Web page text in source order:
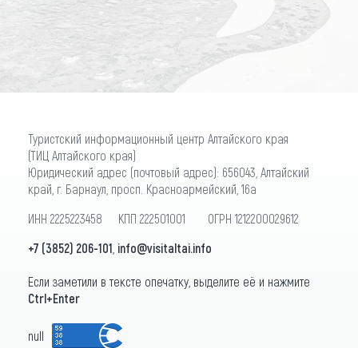
ПОДПИСАТЬСЯ
Туристский информационный центр Алтайского края
(ТИЦ Алтайского края)
Юридический адрес (почтовый адрес): 656043, Алтайский
край, г. Барнаул, просп. Красноармейский, 16а
ИНН 2225223458 КПП 222501001 ОГРН 1212200029612
+7 (3852) 206-101 info@visitaltai.info
Если заметили в тексте опечатку, выделите её и нажмите
Ctrl+Enter
null